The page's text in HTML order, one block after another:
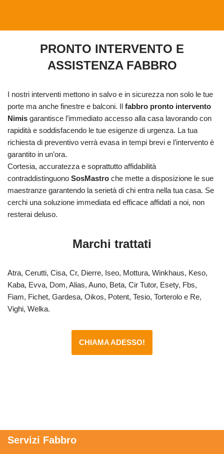
PRONTO INTERVENTO E
ASSISTENZA FABBRO
I nostri interventi mettono in salvo e in sicurezza non solo le tue
porte ma anche finestre e balconi. Il fabbro pronto intervento
Nimis garantisce l’immediato accesso alla casa lavorando con
rapidità e soddisfacendo le tue esigenze di urgenza. La tua
richiesta di preventivo verrà evasa in tempi brevi e l’intervento è
garantito in un’ora.
Cortesia, accuratezza e soprattutto affidabilità
contraddistinguono SosMastro che mette a disposizione le sue
maestranze garantendo la serietà di chi entra nella tua casa. Se
cerchi una soluzione immediata ed efficace affidati a noi, non
resterai deluso.
Marchi trattati
Atra, Cerutti, Cisa, Cr, Dierre, Iseo, Mottura, Winkhaus, Keso,
Kaba, Evva, Dom, Alias, Auno, Beta, Cir Tutor, Esety, Fbs,
Fiam, Fichet, Gardesa, Oikos, Potent, Tesio, Torterolo e Re,
Vighi, Welka.
CHIAMA ADESSO!
Servizi Fabbro